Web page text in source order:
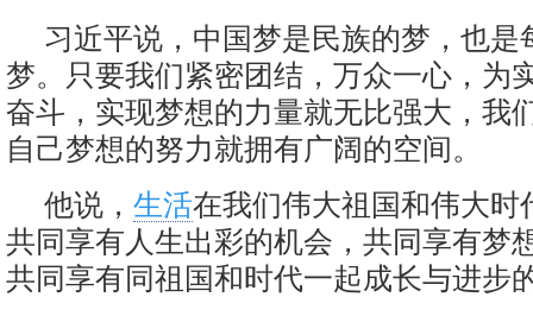
习近平说，中国梦是民族的梦，也是
梦。只要我们紧密团结，万众一心，为
奋斗，实现梦想的力量就无比强大，我
自己梦想的努力就拥有广阔的空间。
他说， 生活在我们伟大祖国和伟大时
共同享有人生出彩的机会，共同享有梦
共同享有同祖国和时代一起成长与进步